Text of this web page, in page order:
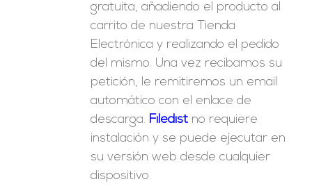
gratuita, añadiendo el producto al
carrito de nuestra Tienda
Electrónica y realizando el pedido
del mismo. Una vez recibamos su
petición, le remitiremos un email
automático con el enlace de
descarga. Filedist no requiere
instalación y se puede ejecutar en
su versión web desde cualquier
dispositivo.